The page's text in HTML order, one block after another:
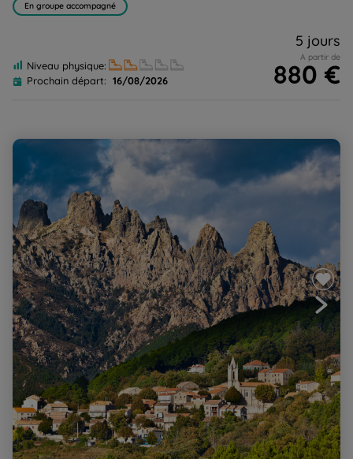
En groupe accompagné
Niveau physique:
Prochain départ: 16/08/2026
5 jours
A partir de
880 €
Corse, Le GR20 Sud et Nord sportif, de Bavella à Asco